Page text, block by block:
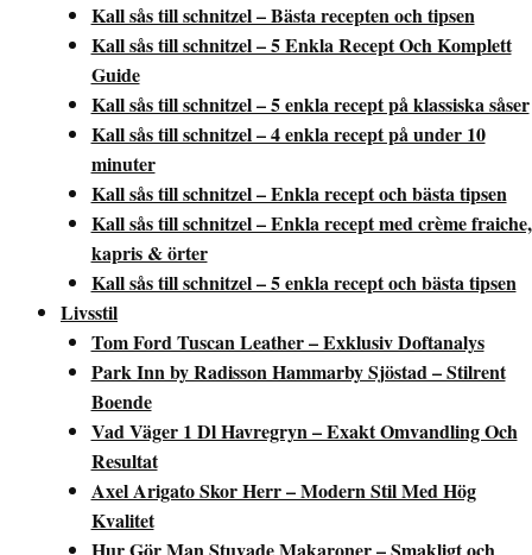
Kall sås till schnitzel – Bästa recepten och tipsen
Kall sås till schnitzel – 5 Enkla Recept Och Komplett
Guide
Kall sås till schnitzel – 5 enkla recept på klassiska såser
Kall sås till schnitzel – 4 enkla recept på under 10
minuter
Kall sås till schnitzel – Enkla recept och bästa tipsen
Kall sås till schnitzel – Enkla recept med crème fraiche,
kapris & örter
Kall sås till schnitzel – 5 enkla recept och bästa tipsen
Livsstil
Tom Ford Tuscan Leather – Exklusiv Doftanalys
Park Inn by Radisson Hammarby Sjöstad – Stilrent
Boende
Vad Väger 1 Dl Havregryn – Exakt Omvandling Och
Resultat
Axel Arigato Skor Herr – Modern Stil Med Hög
Kvalitet